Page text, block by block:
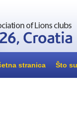
stranica Što